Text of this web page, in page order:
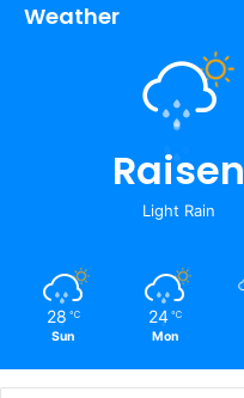
Weather
Raisen
Light Rain
28 ℃
Sun
24 ℃
Mon